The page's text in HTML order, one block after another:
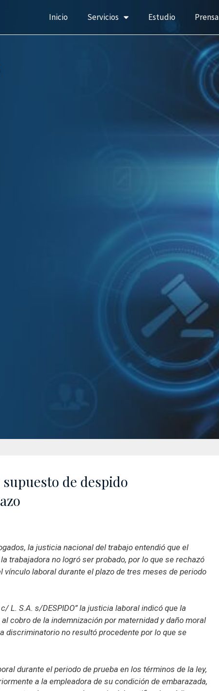
Inicio Servicios Estudio Prensa
de despido
la justicia nacional del trabajo entendió que el
trabajadora no logró ser probado, por lo que se rechazó
laboral durante el plazo de tres meses de periodo
L. S.A. s/DESPIDO” la justicia laboral indicó que la
cobro de la indemnización por maternidad y daño moral
discriminatorio no resultó procedente por lo que se
durante el periodo de prueba en los términos de la ley,
a la empleadora de su condición de embarazada,